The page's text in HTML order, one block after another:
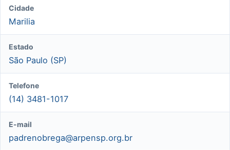
Cidade
Marilia
Estado
São Paulo (SP)
Telefone
(14) 3481-1017
E-mail
padrenobrega@arpensp.org.br